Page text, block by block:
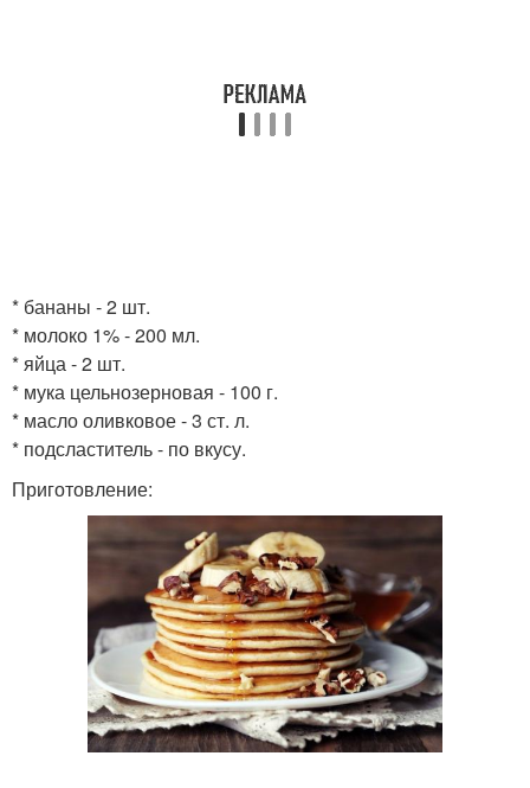
* бананы - 2 шт.
* молоко 1% - 200 мл.
* яйца - 2 шт.
* мука цельнозерновая - 100 г.
* масло оливковое - 3 ст. л.
* подсластитель - по вкусу.
Приготовление: